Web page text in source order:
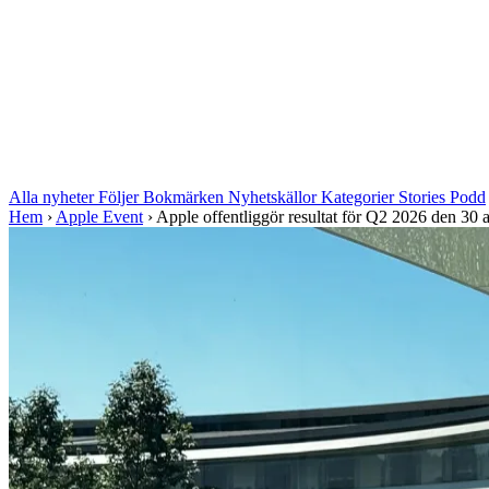
Alla nyheterFöljerBokmärken NyhetskällorKategorier Stories Podd
Hem › Apple Event › Apple offentliggör resultat för Q2 2026 den 30